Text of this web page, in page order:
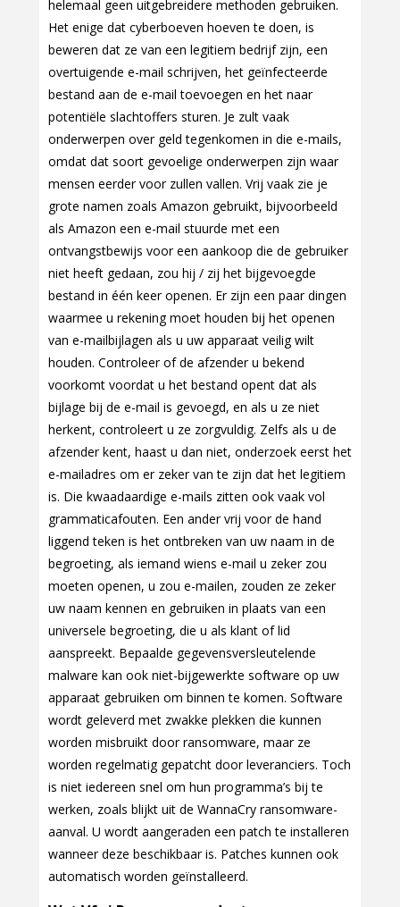
helemaal geen uitgebreidere methoden gebruiken.
Het enige dat cyberboeven hoeven te doen, is
beweren dat ze van een legitiem bedrijf zijn, een
overtuigende e-mail schrijven, het geïnfecteerde
bestand aan de e-mail toevoegen en het naar
potentiële slachtoffers sturen. Je zult vaak
onderwerpen over geld tegenkomen in die e-mails,
omdat dat soort gevoelige onderwerpen zijn waar
mensen eerder voor zullen vallen. Vrij vaak zie je
grote namen zoals Amazon gebruikt, bijvoorbeeld
als Amazon een e-mail stuurde met een
ontvangstbewijs voor een aankoop die de gebruiker
niet heeft gedaan, zou hij / zij het bijgevoegde
bestand in één keer openen. Er zijn een paar dingen
waarmee u rekening moet houden bij het openen
van e-mailbijlagen als u uw apparaat veilig wilt
houden. Controleer of de afzender u bekend
voorkomt voordat u het bestand opent dat als
bijlage bij de e-mail is gevoegd, en als u ze niet
herkent, controleert u ze zorgvuldig. Zelfs als u de
afzender kent, haast u dan niet, onderzoek eerst het
e-mailadres om er zeker van te zijn dat het legitiem
is. Die kwaadaardige e-mails zitten ook vaak vol
grammaticafouten. Een ander vrij voor de hand
liggend teken is het ontbreken van uw naam in de
begroeting, als iemand wiens e-mail u zeker zou
moeten openen, u zou e-mailen, zouden ze zeker
uw naam kennen en gebruiken in plaats van een
universele begroeting, die u als klant of lid
aanspreekt. Bepaalde gegevensversleutelende
malware kan ook niet-bijgewerkte software op uw
apparaat gebruiken om binnen te komen. Software
wordt geleverd met zwakke plekken die kunnen
worden misbruikt door ransomware, maar ze
worden regelmatig gepatcht door leveranciers. Toch
is niet iedereen snel om hun programma’s bij te
werken, zoals blijkt uit de WannaCry ransomware-
aanval. U wordt aangeraden een patch te installeren
wanneer deze beschikbaar is. Patches kunnen ook
automatisch worden geïnstalleerd.